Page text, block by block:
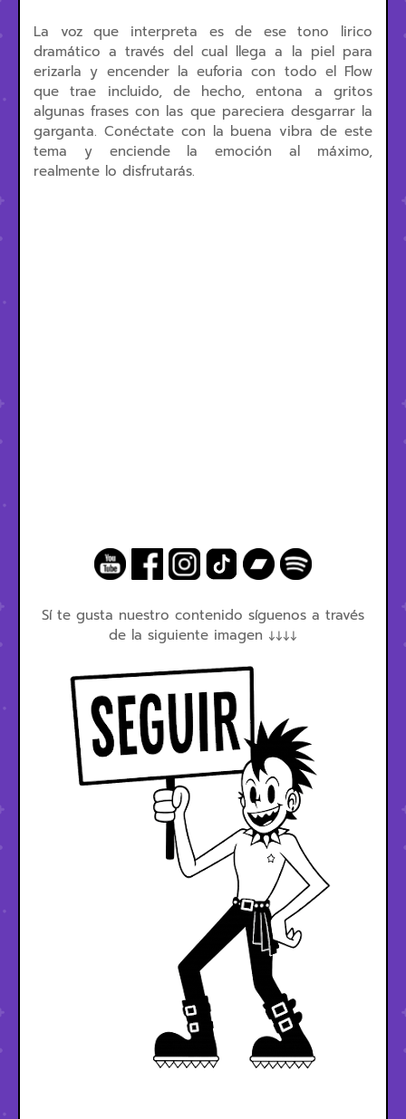
La voz que interpreta es de ese tono lirico
dramático a través del cual llega a la piel para
erizarla y encender la euforia con todo el Flow
que trae incluido, de hecho, entona a gritos
algunas frases con las que pareciera desgarrar la
garganta. Conéctate con la buena vibra de este
tema y enciende la emoción al máximo,
realmente lo disfrutarás.
Sí te gusta nuestro contenido síguenos a través
de la siguiente imagen ↓↓↓↓